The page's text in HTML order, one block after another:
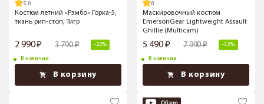
5.0
Костюм летний «Рэмбо» Горка-5,
ткань рип-стоп, Тигр
2 990 3 790 -22%
В наличии
В корзину
Маскировочный костюм
EmersonGear Lightweight Assault
Ghillie (Multicam)
5 490 7 990 -32%
В наличии
В корзину